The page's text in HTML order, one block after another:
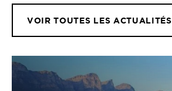
VOIR TOUTES LES ACTUALITÉS